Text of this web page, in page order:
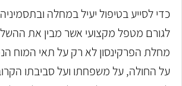
כדי לסייע בטיפול יעיל במחלה
לגורם מטפל מקצועי אשר מבין את
מחלת הפרקינסון לא רק על תאי המוח
על החולה, על משפחתו ועל סביבתו